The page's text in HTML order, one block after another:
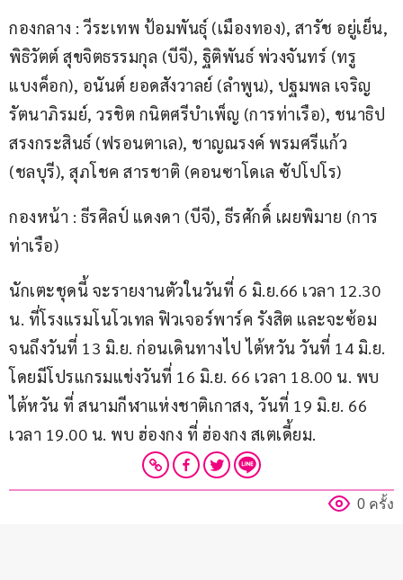
กองกลาง : วีระเทพ ป้อมพันธุ์ (เมืองทอง), สารัช อยู่เย็น,
พิธิวัตต์ สุขจิตธรรมกุล (บีจี), ฐิติพันธ์ พ่วงจันทร์ (ทรู
แบงค็อก), อนันต์ ยอดสังวาลย์ (ลำพูน), ปฐมพล เจริญ
รัตนาภิรมย์, วรชิต กนิตศรีบำเพ็ญ (การท่าเรือ), ชนาธิป
สรงกระสินธ์ (ฟรอนตาเล), ชาญณรงค์ พรมศรีแก้ว
(ชลบุรี), สุภโชค สารชาติ (คอนซาโดเล ซัปโปโร)
กองหน้า : ธีรศิลป์ แดงดา (บีจี), ธีรศักดิ์ เผยพิมาย (การ
ท่าเรือ)
นักเตะชุดนี้ จะรายงานตัวในวันที่ 6 มิ.ย.66 เวลา 12.30
น. ที่โรงแรมโนโวเทล ฟิวเจอร์พาร์ค รังสิต และจะซ้อม
จนถึงวันที่ 13 มิ.ย. ก่อนเดินทางไป ไต้หวัน วันที่ 14 มิ.ย.
โดยมีโปรแกรมแข่งวันที่ 16 มิ.ย. 66 เวลา 18.00 น. พบ
ไต้หวัน ที่ สนามกีฬาแห่งชาติเกาสง, วันที่ 19 มิ.ย. 66
เวลา 19.00 น. พบ ฮ่องกง ที่ ฮ่องกง สเตเดี้ยม.
0 ครั้ง